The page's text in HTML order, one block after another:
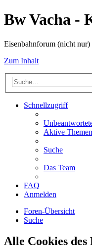
Bw Vacha -
Eisenbahnforum (nicht
Zum Inhalt
Schnellzugriff
Aktive Themen
Suche
Das Team
FAQ
Anmelden
Foren-Übersicht
Suche
Alle Cookies des